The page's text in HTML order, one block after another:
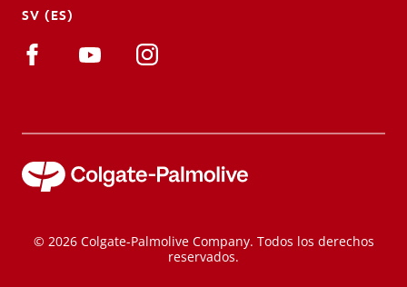
SV (ES)
© 2026 Colgate-Palmolive Company. Todos los derechos
reservados.